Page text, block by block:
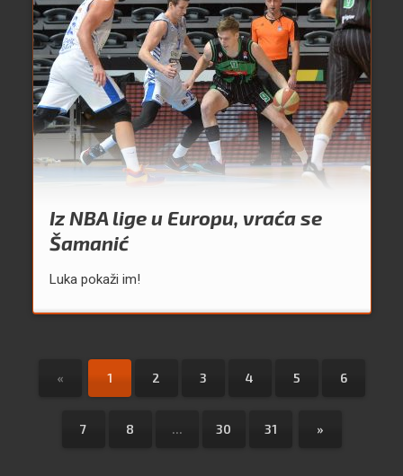
Iz NBA lige u Europu, vraća se
Šamanić
Luka pokaži im!
« 1 2 3 4 5 6
7 8 ... 30 31 »